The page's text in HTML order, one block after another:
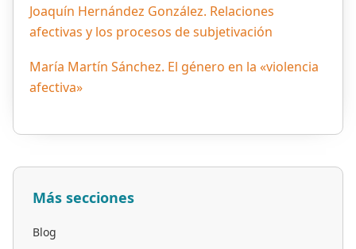
Joaquín Hernández González. Relaciones
afectivas y los procesos de subjetivación
María Martín Sánchez. El género en la «violencia
afectiva»
Más secciones
Blog